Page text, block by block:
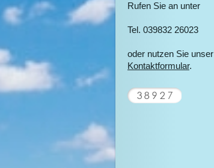
Rufen Sie an unter
Tel. 039832 26023
oder nutzen Sie unser
Kontaktformular.